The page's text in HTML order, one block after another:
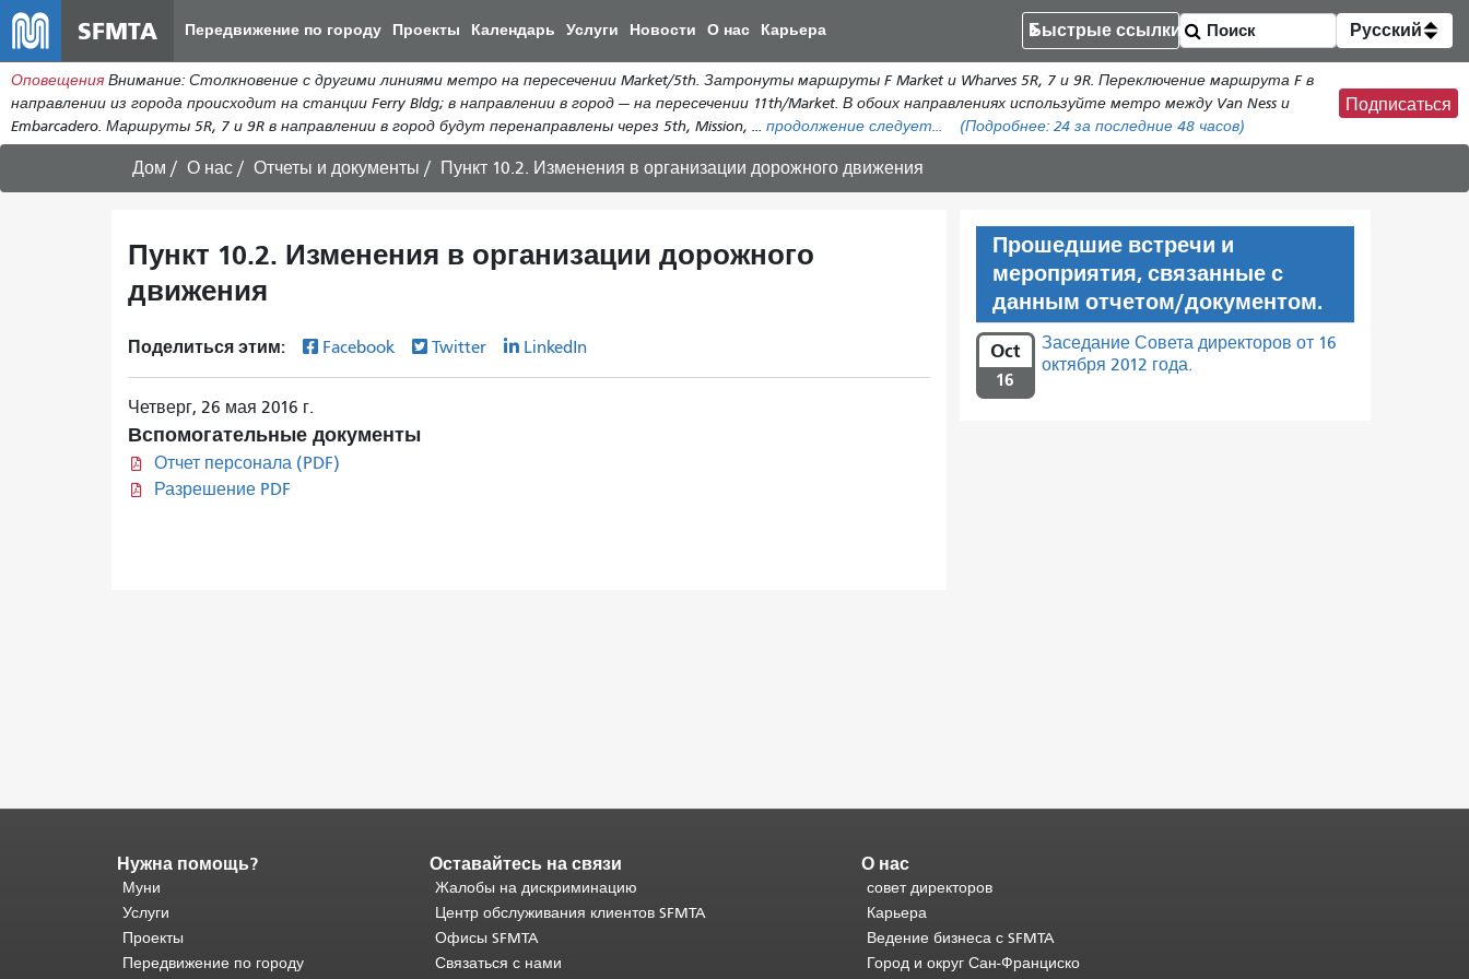
к
общему
содержанию
SFMTA Передвижение по городу Проекты Календарь Услуги Новости О нас Карьера Быстрые ссылки Русский
Оповещения Внимание: Столкновение с другими линиями метро на пересечении Market/5th. Затронуты маршруты F Market и Wharves 5R, 7 и 9R. Переключение маршрута F в
направлении из города происходит на станции Ferry Bldg; в направлении в город — на пересечении 11th/Market. В обоих направлениях используйте метро между Van Ness и
Embarcadero. Маршруты 5R, 7 и 9R в направлении в город будут перенаправлены через 5th, Mission, ... продолжение следует... (Подробнее: 24 за последние 48 часов)
Подписаться
Дом О нас Отчеты и документы Пункт 10.2. Изменения в организации дорожного движения
Пункт 10.2. Изменения в организации дорожного
движения
Поделиться этим: Facebook Twitter LinkedIn
Четверг, 26 мая 2016 г.
Вспомогательные документы
Отчет персонала (PDF)
Разрешение PDF
Прошедшие встречи и
мероприятия, связанные с
данным отчетом/документом.
Oct
16
Заседание Совета директоров от 16
октября 2012 года.
Конец
содержимого
страницы.
часть
этой
Нужна помощь?
Муни
Услуги
Проекты
Передвижение по городу
Оставайтесь на связи
Жалобы на дискриминацию
Центр обслуживания клиентов SFMTA
Офисы SFMTA
Связаться с нами
О нас
совет директоров
Карьера
Ведение бизнеса с SFMTA
Город и округ Сан-Франциско